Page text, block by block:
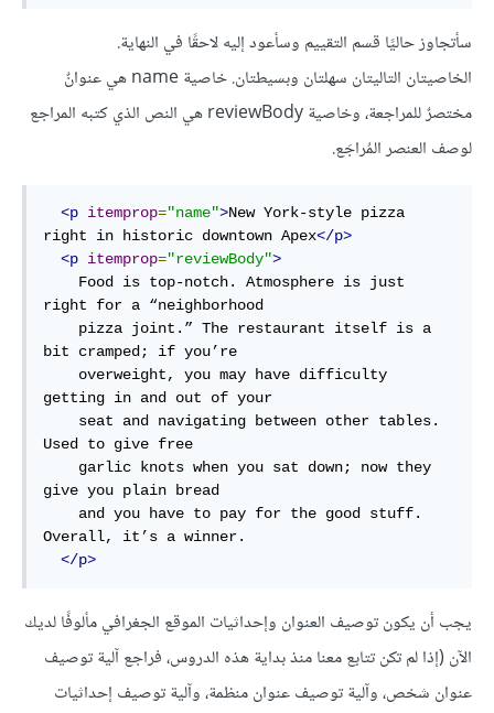
سأتجاوز حاليًا قسم التقييم وسأعود إليه لاحقًا في النهاية.
الخاصيتان التاليتان سهلتان وبسيطتان. خاصية name هي عنوانٌ
مختصرٌ للمراجعة، وخاصية reviewBody هي النص الذي كتبه المراجع
لوصف العنصر المُراجَع.
<p itemprop="name">
right
in historic downtown Apex</p>
<p itemprop="reviewBody">
right
for a “neighborhood
    pizza joint.” The restaurant itself is
a
bit cramped; if you’re
getting in and out of your
    seat
and
navigating between other tables.
Used to give free
give you plain bread
and
you have to pay for the good stuff.
Overall, it’s a winner.
</p>
يجب أن يكون توصيف العنوان وإحداثيات الموقع الجغرافي مألوفًا لديك
الآن (إذا لم تكن تتابع معنا منذ بداية هذه الدروس، فراجع آلية توصيف
عنوان شخص، وآلية توصيف عنوان منظمة، وآلية توصيف إحداثيات